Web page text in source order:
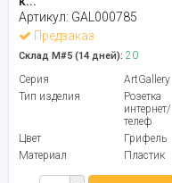
Артикул: GAL000785
Предзаказ
Склад М#5 (14 дней): 20
Серия
ArtGallery
Тип изделия
Розетка
интернет/
телеф
Цвет
Грифель
Материал
Пластик